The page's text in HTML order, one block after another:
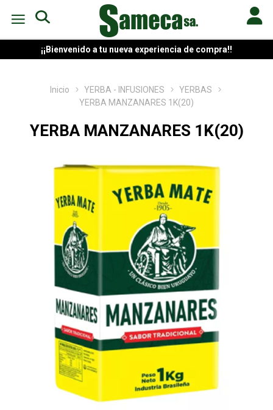
¡¡Bienvenido a tu nueva experiencia de compra!!
Inicio YERBA - INFUSIONES
YERBAS
YERBA MANZANARES 1K(20)
YERBA MANZANARES 1K(20)